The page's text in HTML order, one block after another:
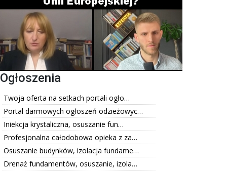
Ogłoszenia
Twoja oferta na setkach portali ogło…
Portal darmowych ogłoszeń odzieżowyc…
Iniekcja krystaliczna, osuszanie fun…
Profesjonalna całodobowa opieka z za…
Osuszanie budynków, izolacja fundame…
Drenaż fundamentów, osuszanie, izola…